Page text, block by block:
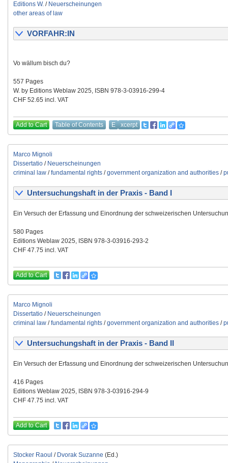
Editions W. / Neuerscheinungen
other areas of law
VORFAHR:IN
Vo wällum bisch du?
557 Pages
W. by Editions Weblaw 2025, ISBN 978-3-03916-299-4
CHF 52.65 incl. VAT
Add to Cart Table of Contents E xcerpt
Marco Mignoli
Dissertatio / Neuerscheinungen
criminal law /fundamental rights /government organization and authorities /
Untersuchungshaft in der Praxis - Band I
Ein Versuch der Erfassung und Einordnung der schweizerischen
580 Pages
Editions Weblaw 2025, ISBN 978-3-03916-293-2
CHF 47.75 incl. VAT
Add to Cart
Marco Mignoli
Dissertatio / Neuerscheinungen
criminal law /fundamental rights /government organization and authorities /
Untersuchungshaft in der Praxis - Band II
Ein Versuch der Erfassung und Einordnung der schweizerischen
416 Pages
Editions Weblaw 2025, ISBN 978-3-03916-294-9
CHF 47.75 incl. VAT
Add to Cart
Stocker Raoul / Dvorak Suzanne (Ed.)